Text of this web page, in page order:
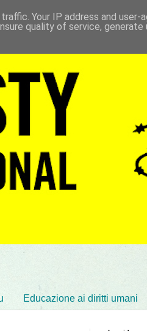
Educazione ai diritti umani
Your IP address and user-
quality of service, generate